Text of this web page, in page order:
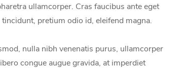
ullamcorper. Cras faucibus ante eget
pretium odio id, eleifend magna.
nulla nibh venenatis purus, ullamcorper
congue augue gravida, at imperdiet